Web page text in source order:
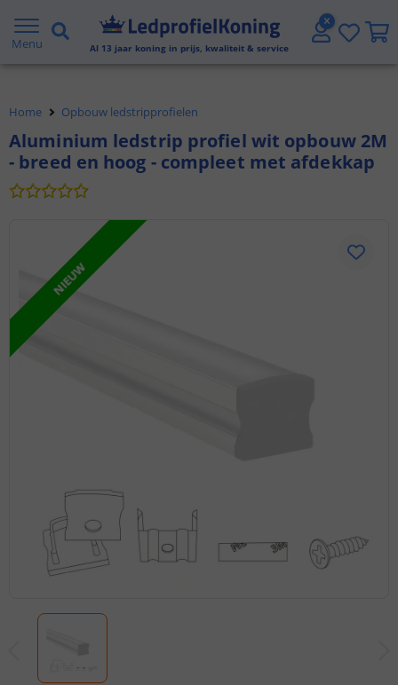
Menu Al 13 jaar koning in prijs, kwaliteit & service
Gratis verzending vanaf € 20,- NL en BE
Voor 23:45 uur besteld,
Home Opbouw ledstripprofielen
Aluminium ledstrip profiel wit opbouw 2M
- breed en hoog - compleet met afdekkap
NIEUW